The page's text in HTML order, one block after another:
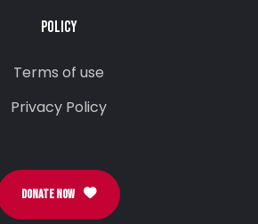
POLICY
Terms of use
Privacy Policy
DONATE NOW